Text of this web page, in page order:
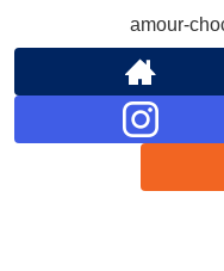
amour-